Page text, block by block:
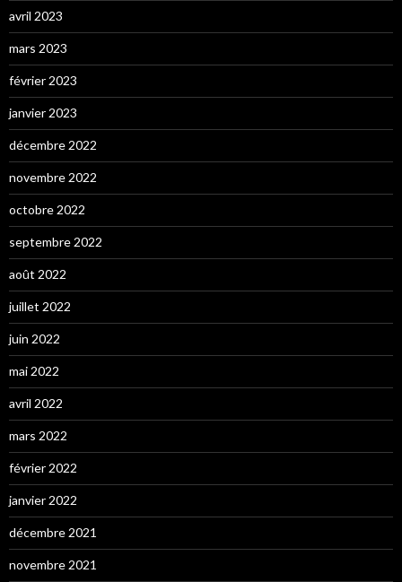
avril 2023
mars 2023
février 2023
janvier 2023
décembre 2022
novembre 2022
octobre 2022
septembre 2022
août 2022
juillet 2022
juin 2022
mai 2022
avril 2022
mars 2022
février 2022
janvier 2022
décembre 2021
novembre 2021